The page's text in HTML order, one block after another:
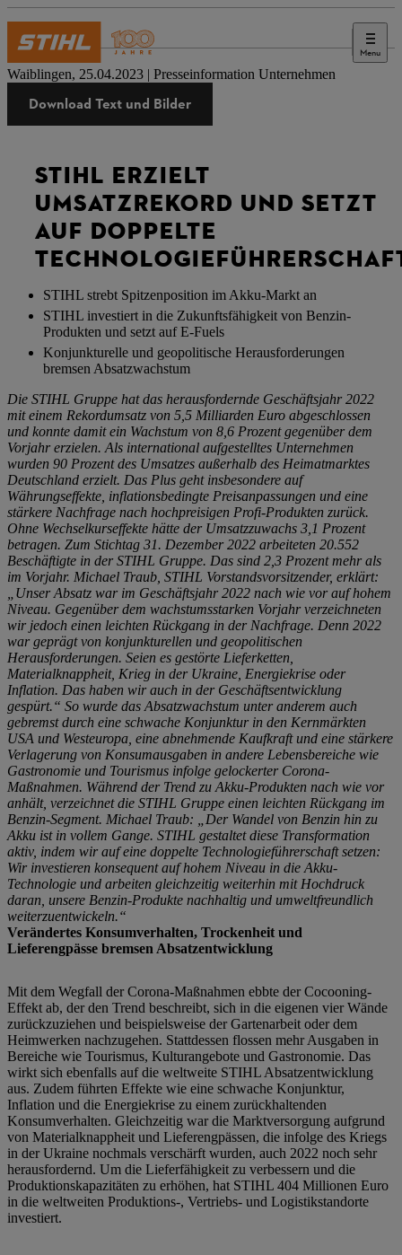
Menu
Presse
Waiblingen, 25.04.2023 | Presseinformation Unternehmen
Download Text und Bilder
STIHL ERZIELT
UMSATZREKORD UND SETZT
AUF DOPPELTE
STIHL strebt Spitzenposition im Akku-Markt an
STIHL investiert in die Zukunftsfähigkeit von Benzin-
Produkten und setzt auf E-Fuels
Konjunkturelle und geopolitische Herausforderungen
bremsen Absatzwachstum
Die STIHL Gruppe hat das herausfordernde Geschäftsjahr 2022
mit einem Rekordumsatz von 5,5 Milliarden Euro abgeschlossen
und konnte damit ein Wachstum von 8,6 Prozent gegenüber dem
Vorjahr erzielen. Als international aufgestelltes Unternehmen
wurden 90 Prozent des Umsatzes außerhalb des Heimatmarktes
Deutschland erzielt. Das Plus geht insbesondere auf
Währungseffekte, infla­tionsbedingte Preisanpassungen und eine
stärkere Nachfrage nach hochpreisigen Profi-Produkten zurück.
Ohne Wechselkurseffekte hätte der Umsatzzuwachs 3,1 Prozent
betragen. Zum Stichtag 31. Dezember 2022 arbeiteten 20.552
Beschäftigte in der STIHL Gruppe. Das sind 2,3 Prozent mehr als
im Vorjahr. Michael Traub, STIHL Vorstandsvorsitzender, erklärt:
„Unser Absatz war im Geschäftsjahr 2022 nach wie vor auf hohem
Niveau. Gegenüber dem wachstumsstarken Vorjahr verzeichneten
wir jedoch einen leichten Rückgang in der Nachfrage. Denn 2022
war geprägt von konjunkturellen und geopolitischen
Herausforderungen. Seien es gestörte Lieferketten,
Materialknappheit, Krieg in der Ukraine, Energiekrise oder
Inflation. Das haben wir auch in der Geschäftsentwicklung
gespürt.“ So wurde das Absatzwachstum unter anderem auch
gebremst durch eine schwache Konjunktur in den Kernmärkten
USA und Westeuropa, eine abnehmende Kaufkraft und eine stärkere
Verlagerung von Konsumausgaben in andere Lebensbereiche wie
Gastronomie und Tourismus infolge gelockerter Corona-
Maßnahmen. Während der Trend zu Akku-Produkten nach wie vor
anhält, verzeichnet die STIHL Gruppe einen leichten Rückgang im
Benzin-Segment. Michael Traub: „Der Wandel von Benzin hin zu
Akku ist in vollem Gange. STIHL gestaltet diese Transformation
aktiv, indem wir auf eine doppelte Technologieführerschaft setzen:
Wir investieren konsequent auf hohem Niveau in die Akku-
Technologie und arbeiten gleichzeitig weiterhin mit Hochdruck
daran, unsere Benzin-Produkte nachhaltig und umweltfreundlich
weiterzuentwickeln.“
Verändertes Konsumverhalten, Trockenheit und
Lieferengpässe bremsen Absatzentwicklung
Mit dem Wegfall der Corona-Maßnahmen ebbte der Cocooning-
Effekt ab, der den Trend beschreibt, sich in die eigenen vier Wände
zurückzuziehen und beispielsweise der Gartenarbeit oder dem
Heimwerken nachzugehen. Stattdessen flossen mehr Ausgaben in
Bereiche wie Tourismus, Kulturangebote und Gastronomie. Das
wirkt sich ebenfalls auf die weltweite STIHL Absatzentwicklung
aus. Zudem führten Effekte wie eine schwache Konjunktur,
Inflation und die Energiekrise zu einem zurückhaltenden
Konsumverhalten. Gleichzeitig war die Marktversorgung aufgrund
von Materialknappheit und Lieferengpässen, die infolge des Kriegs
in der Ukraine nochmals verschärft wurden, auch 2022 noch sehr
herausfordernd. Um die Lieferfähigkeit zu verbessern und die
Produktionskapazitäten zu erhöhen, hat STIHL 404 Millionen Euro
in die weltweiten Produktions-, Vertriebs- und Logistikstandorte
investiert.